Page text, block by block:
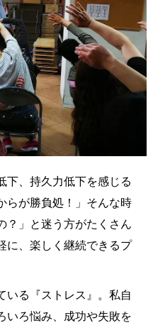
下、持久力低下を感じる
らが勝負処！」そんな時
？」と迷う方がたくさん
に、楽しく継続できるプ
いる『ストレス』。私自
いろ悩み、成功や失敗を